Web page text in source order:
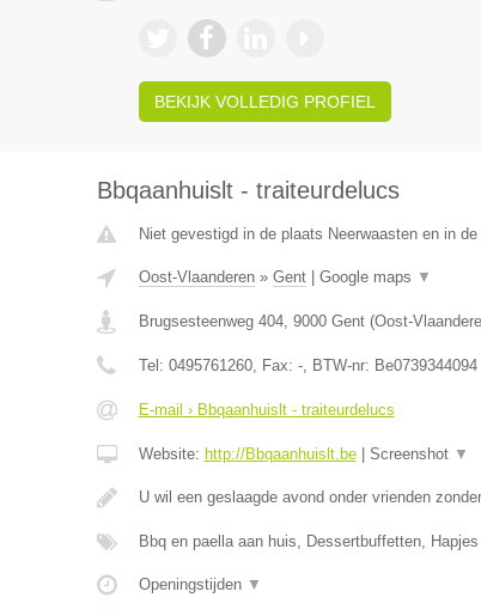
BEKIJK VOLLEDIG PROFIEL
Bbqaanhuislt - traiteurdelucs
Niet gevestigd in de plaats Neerwaasten en in
Oost-Vlaanderen» Gent| Google maps ▼
Brugsesteenweg 404, 9000 Gent(Oost-
Tel: 0495761260, Fax: -, BTW-nr: Be0739344094
E-mail › Bbqaanhuislt - traiteurdelucs
Website: http://Bbqaanhuislt.be| Screenshot ▼
U wil een geslaagde avond onder vrienden
Bbq en paella aan huis, Dessertbuffetten,
Openingstijden ▼